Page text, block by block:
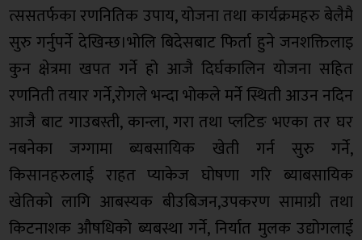
त्ससतर्फका रणनितिक उपाय, योजना तथा कार्यक्रमहरु बेलैमै
सुरु गर्नुपर्ने देखिन्छ।भोलि बिदेसबाट फिर्ता हुने जनशक्तिलाइ
कुन क्षेत्रमा खपत गर्ने हो आजै दिर्घकालिन योजना सहित
रणनिती तयार गर्ने,रोगले भन्दा भोकले मर्ने स्थिती आउन नदिन
आजै बाट गाउबस्ती, कान्ला, गरा तथा प्लटिङ भएका तर घर
नबनेका जग्गामा ब्यबसायिक खेती गर्न सुरु गर्ने,
किसानहरुलाई राहत प्याकेज घोषणा गरि ब्याबसायिक
खेतिको लागि आबस्यक बीउबिजन,उपकरण सामाग्री तथा
किटनाशक औषधिको ब्यबस्था गर्ने, निर्यात मुलक उद्योगलाई